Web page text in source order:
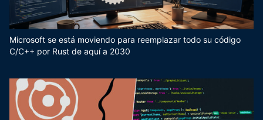
Microsoft se está moviendo para reemplazar todo su código
C/C++ por Rust de aquí a 2030